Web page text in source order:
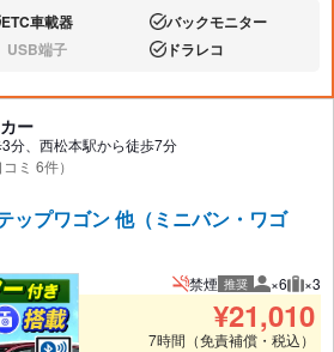
:
ETC車載器 あり:バックモニター
:
USB端子 あり:ドラレコ
ー
分、西松本駅から徒歩7分
コミ 6件）
ップワゴン 他（ミニバン・ワゴ
禁煙 推奨 推奨人数
×6 推
×3
¥21,010
7時間（免責補償・税込）